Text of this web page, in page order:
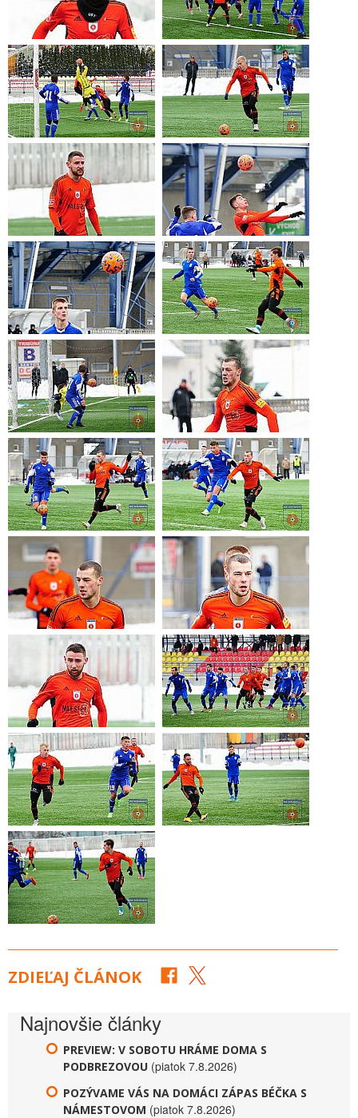
ZDIEĽAJ ČLÁNOK
Najnovšie články
PREVIEW: V SOBOTU HRÁME DOMA S
PODBREZOVOU (piatok 7.8.2026)
POZÝVAME VÁS NA DOMÁCI ZÁPAS BÉČKA S
NÁMESTOVOM (piatok 7.8.2026)